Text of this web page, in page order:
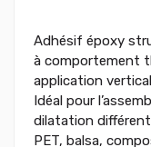
Adhésif époxy
à comportement
application
Idéal pour
dilatation
PET, balsa,